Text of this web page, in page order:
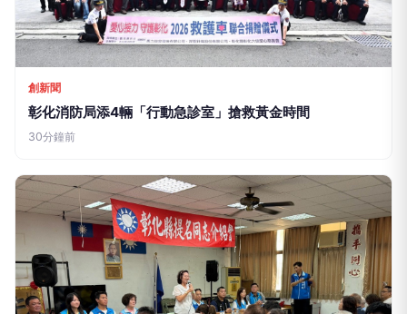
圖/高雄海洋局攜手遠洋三大公會 深化外籍船員照護打造永續漁業
【點傳媒／記者張淑慧報導】高雄市政府海洋局持續
推動外籍漁船員勞動人權保障與身心照護，今
規宣導講習」及「乘浪遠航・海好有您」外籍船員關
懷活動，結合法規宣導、健康照護、多元文化交流及
勞動人權推廣，吸引超過300名外籍漁船員踴躍參
與，展現高雄打造友善國際漁港、提升外籍船員福祉
的具體行動。